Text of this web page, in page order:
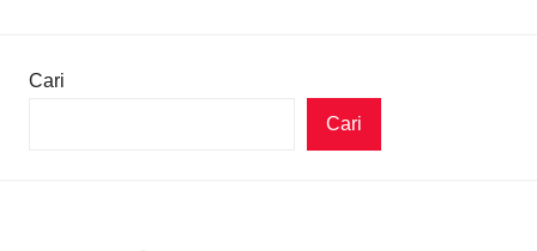
Cari
Cari